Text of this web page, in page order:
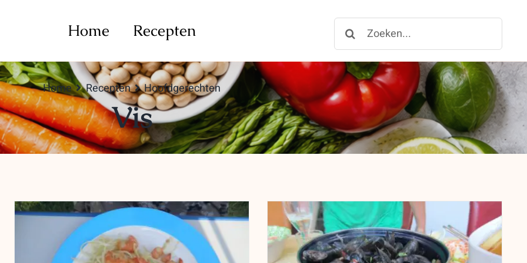
Home Recepten
for:
Home Recepten Hoofdgerechten
Vis